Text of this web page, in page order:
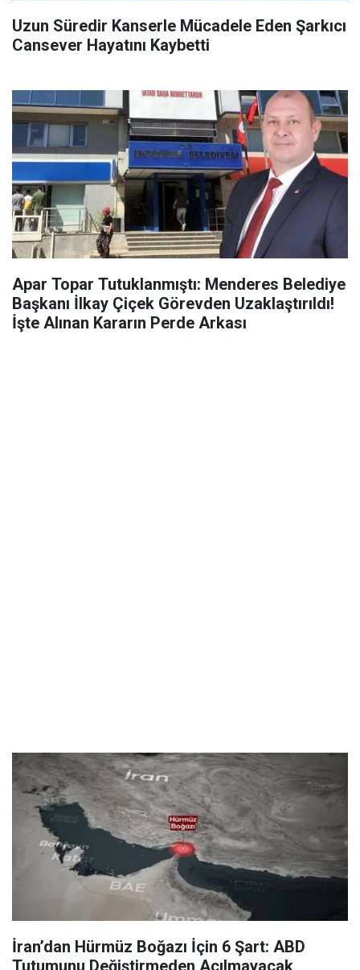
Uzun Süredir Kanserle Mücadele Eden Şarkıcı
Cansever Hayatını Kaybetti
Apar Topar Tutuklanmıştı: Menderes Belediye
Başkanı İlkay Çiçek Görevden Uzaklaştırıldı!
İşte Alınan Kararın Perde Arkası
İran’dan Hürmüz Boğazı İçin 6 Şart: ABD